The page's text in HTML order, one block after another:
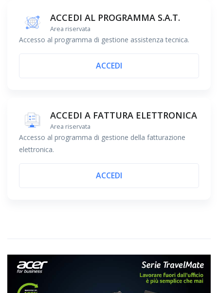
ACCEDI AL PROGRAMMA S.A.T.
Area riservata
Accesso al programma di gestione assistenza tecnica.
ACCEDI
ACCEDI A FATTURA ELETTRONICA
Area riservata
Accesso al programma di gestione della fatturazione
elettronica.
ACCEDI